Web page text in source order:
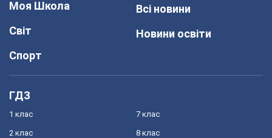
Моя Школа
Світ
Спорт
Всі новини
Новини освіти
ГДЗ
1 клас
2 клас
7 клас
8 клас